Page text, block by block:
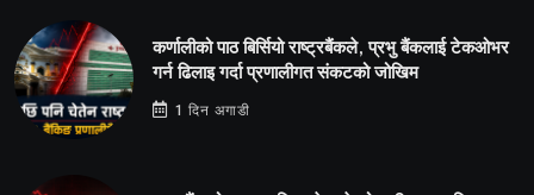
कर्णालीको पाठ बिर्सियो राष्ट्रबैंकले, प्रभु बैंकलाई टेकओभर
गर्न ढिलाइ गर्दा प्रणालीगत संकटको जोखिम
1 दिन अगाडी